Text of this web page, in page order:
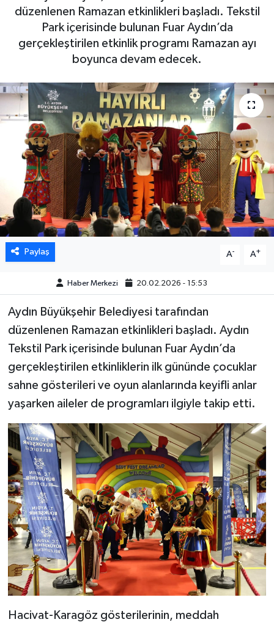
düzenlenen Ramazan etkinlikleri başladı. Tekstil
Park içerisinde bulunan Fuar Aydın’da
gerçekleştirilen etkinlik programı Ramazan ayı
boyunca devam edecek.
Paylaş A- A+
Haber Merkezi 20.02.2026 - 15:53
Aydın Büyükşehir Belediyesi tarafından
düzenlenen Ramazan etkinlikleri başladı. Aydın
Tekstil Park içerisinde bulunan Fuar Aydın’da
gerçekleştirilen etkinliklerin ilk gününde çocuklar
sahne gösterileri ve oyun alanlarında keyifli anlar
yaşarken aileler de programları ilgiyle takip etti.
Hacivat-Karagöz gösterilerinin, meddah
DÜNYA
EĞİTİM
EKOLOJİ VE ÇEVRE
BİLİM VE TEKNOLOJİ
GENEL
GÜNDEM
HABERDE İNSAN
ÖZEL HABER
SAĞLIK
SİYASET
SPOR
TEKNOLOJİ
YAŞAM
YEREL
AFYON
AFYONKARAHİSAR